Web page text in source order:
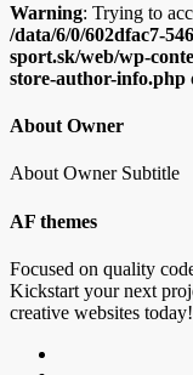
Warning: Trying to
/data/6/0/602dfac7-
sport.sk/web/wp-
store-author-info.php
About Owner
About Owner Subtitle
AF themes
Focused on quality
Kickstart your next
creative websites today!